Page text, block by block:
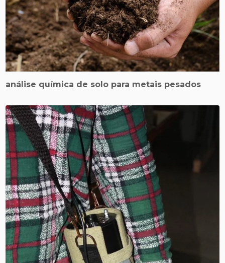
análise química de solo para metais pesados